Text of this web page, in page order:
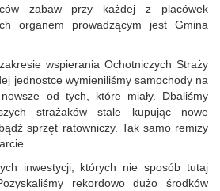
zabaw przy każdej z placówek
organem prowadzącym jest Gmina
wspierania Ochotniczych Straży
jednostce wymieniliśmy samochody na
od tych, które miały. Dbaliśmy
strażaków stale kupując nowe
sprzęt ratowniczy. Tak samo remizy
inwestycji, których nie sposób tutaj
rekordowo dużo środków